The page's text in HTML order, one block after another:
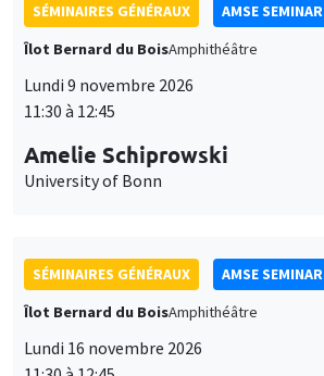
SÉMINAIRES GÉNÉRAUX
AMSE SEMINAR
Îlot Bernard du BoisAmphithéâtre
Lundi 9 novembre 2026
11:30 à 12:45
Amelie Schiprowski
University of Bonn
SÉMINAIRES GÉNÉRAUX
AMSE SEMINAR
Îlot Bernard du BoisAmphithéâtre
Lundi 16 novembre 2026